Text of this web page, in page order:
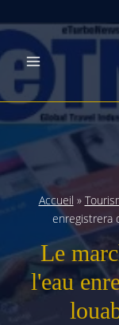
Skip
to
content
Accueil »
enregistrera
Le
l'eau